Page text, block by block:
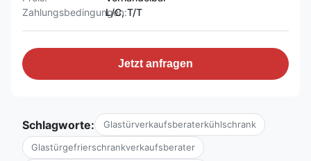
Zahlungsbedingungen:
L/C, T/T
Jetzt anfragen
Schlagworte: Glastürverkaufsberaterkühlschrank
Glastürgefrierschrankverkaufsberater